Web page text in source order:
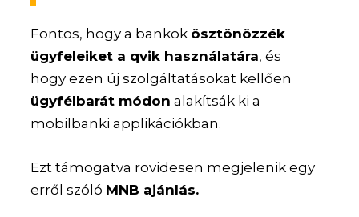
Fontos, hogy a bankok ösztönözzék
ügyfeleiket a qvik használatára, és
hogy ezen új szolgáltatásokat kellően
ügyfélbarát módon alakítsák ki a
mobilbanki applikációkban.
Ezt támogatva rövidesen megjelenik egy
erről szóló MNB ajánlás.